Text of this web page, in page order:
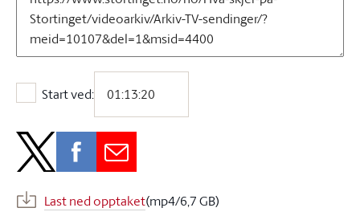
Start ved:
Start ved:
Last ned opptaket(mp4/6,7 GB)